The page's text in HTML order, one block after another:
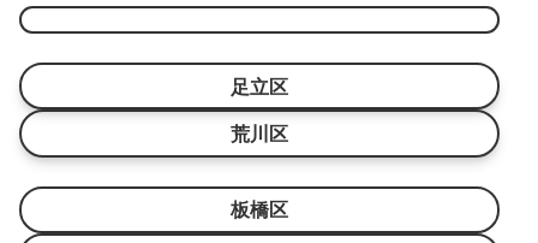
足立区
荒川区
板橋区